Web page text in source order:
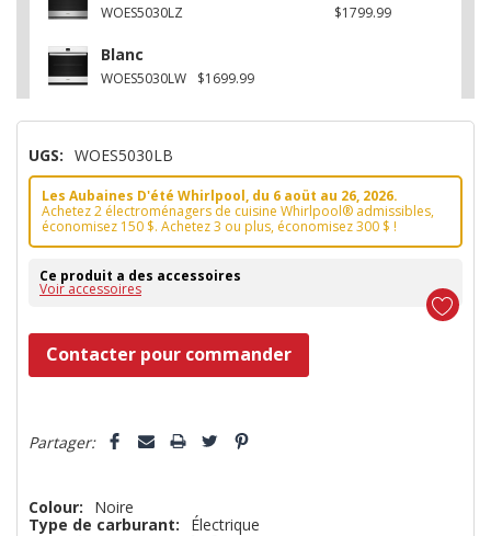
WOES5030LZ $1799.99
Blanc
WOES5030LW $1699.99
UGS: WOES5030LB
Les Aubaines D'été Whirlpool, du 6 aoüt au 26, 2026.
Achetez 2 électroménagers de cuisine Whirlpool® admissibles,
économisez 150 $. Achetez 3 ou plus, économisez 300 $ !
Ce produit a des accessoires
Voir accessoires
Dépêchez-
vous!
n’en
plus
que
Contacter pour commander
Partager:
Colour:
Noire
Type de carburant:
Électrique